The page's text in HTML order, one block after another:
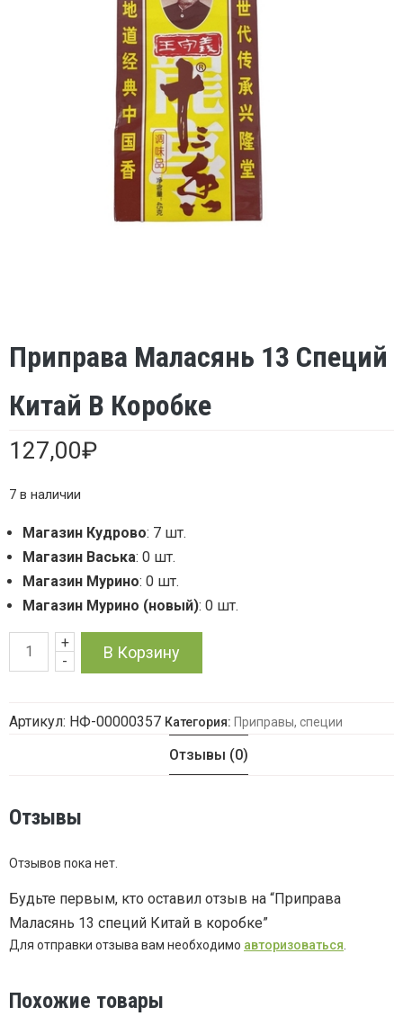
Приправа Маласянь 13 Специй
Китай В Коробке
127,00₽
7 в наличии
Магазин Кудрово: 7 шт.
Магазин Васька: 0 шт.
Магазин Мурино: 0 шт.
Магазин Мурино (новый): 0 шт.
-
Количество
Приправа
13
в
+
В Корзину
Артикул: НФ-00000357 Категория: Приправы, специи
Отзывы (0)
Отзывы
Отзывов пока нет.
Будьте первым, кто оставил отзыв на “Приправа
Маласянь 13 специй Китай в коробке”
Для отправки отзыва вам необходимо авторизоваться
Похожие товары